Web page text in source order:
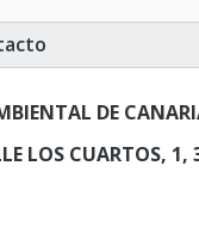
DE
LOS CUARTOS,